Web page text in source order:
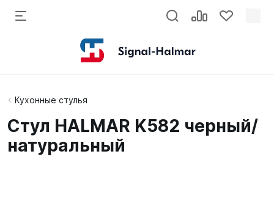
Кухонные стулья
Стул HALMAR K582 черный/
натуральный